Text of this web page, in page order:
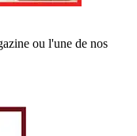
ou l'une de nos